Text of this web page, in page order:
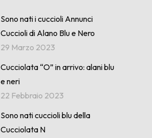
Sono nati i cuccioli Annunci
Cuccioli di Alano Blu e Nero
29 Marzo 2023
Cucciolata “O” in arrivo: alani blu
e neri
22 Febbraio 2023
Sono nati cuccioli blu della
Cucciolata N